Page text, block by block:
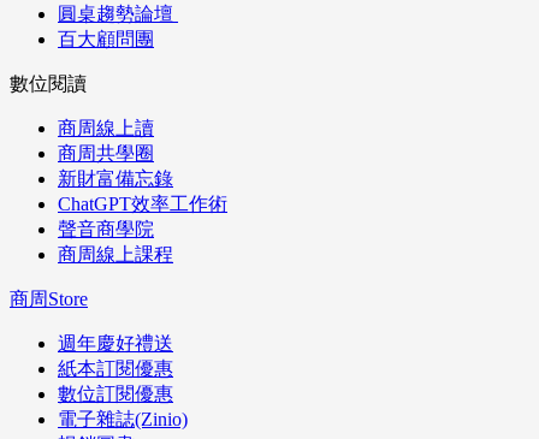
圓桌趨勢論壇
百大顧問團
數位閱讀
商周線上讀
商周共學圈
新財富備忘錄
ChatGPT效率工作術
聲音商學院
商周線上課程
商周Store
週年慶好禮送
紙本訂閱優惠
數位訂閱優惠
電子雜誌(Zinio)